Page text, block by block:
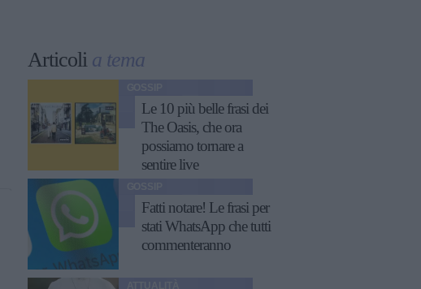
Articoli a tema
Le 10 più belle frasi dei
The Oasis, che ora
possiamo tornare a
sentire live
Fatti notare! Le frasi per
stati WhatsApp che tutti
commenteranno